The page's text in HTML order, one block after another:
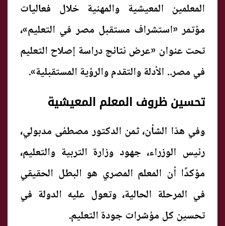
المعلمين المعيشية والمهنية خلال فعاليات
مؤتمر «استشراف مستقبل مصر في التعليم»،
تحت عنوان «عرض نتائج دراسة إصلاح التعليم
في مصر.. الأدلة والتقدم والرؤية المستقبلية».
تحسين ظروف المعلم المعيشية
وفي هذا الشأن، ثمن الدكتور مصطفى مدبولي،
رئيس الوزراء، جهود وزارة التربية والتعليم،
مؤكدًا أن المعلم المصري هو البطل الحقيقي
في المرحلة الحالية، وتعول عليه الدولة في
تحسين كل مؤشرات جودة التعليم.